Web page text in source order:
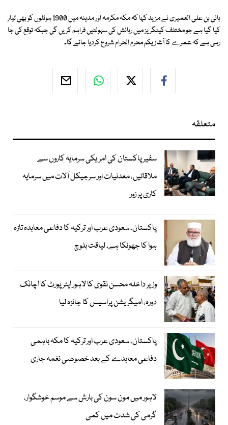
ہانی بن علی العمیری نے مزید کہا کہ مکہ مکرمہ اور مدینہ میں 1900 ہوٹلوں کو بھی تیار
کیا گیا ہے جو مختلف کیٹگریز میں رہائش کی سہولتیں فراہم کریں گی جبکہ توقع کی جا
رہی ہے کہ عمرے کا آغاز یکم محرم الحرام شروع کردیا جائے گا۔
متعلقہ
سفیر پاکستان کی امریکی سرمایہ کاروں سے
ملاقاتیں، معدنیات اور سرجیکل آلات میں سرمایہ
کاری پر زور
پاکستان، سعودی عرب اور ترکیہ کا دفاعی معاہدہ تازہ
ہوا کا جھونکا ہے، لیاقت بلوچ
وزیر داخلہ محسن نقوی کا لاہور ایئر پورٹ کا اچانک
دورہ، امیگریشن پراسیس کا جائزہ لیا
پاکستان، سعودی عرب اور ترکیہ کا مکہ باہمی
دفاعی معاہدے کے بعد خصوصی نغمہ جاری
لاہور میں مون سون کی بارش سے موسم خوشگوار،
گرمی کی شدت میں کمی